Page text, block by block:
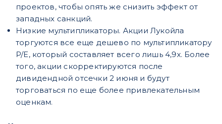
проектов, чтобы опять же снизить эффект от
западных санкций.
Низкие мультипликаторы. Акции Лукойла
торгуются все еще дешево по мультипликатору
P/E, который составляет всего лишь 4,9х. Более
того, акции скорректируются после
дивидендной отсечки 2 июня и будут
торговаться по еще более привлекательным
оценкам.